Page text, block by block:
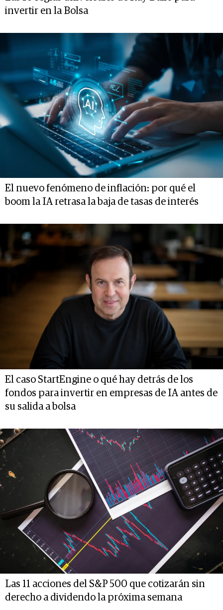
invertir en la Bolsa
El nuevo fenómeno de inflación: por qué el
boom la IA retrasa la baja de tasas de interés
El caso StartEngine o qué hay detrás de los
fondos para invertir en empresas de IA antes de
su salida a bolsa
Las 11 acciones del S&P 500 que cotizarán sin
derecho a dividendo la próxima semana